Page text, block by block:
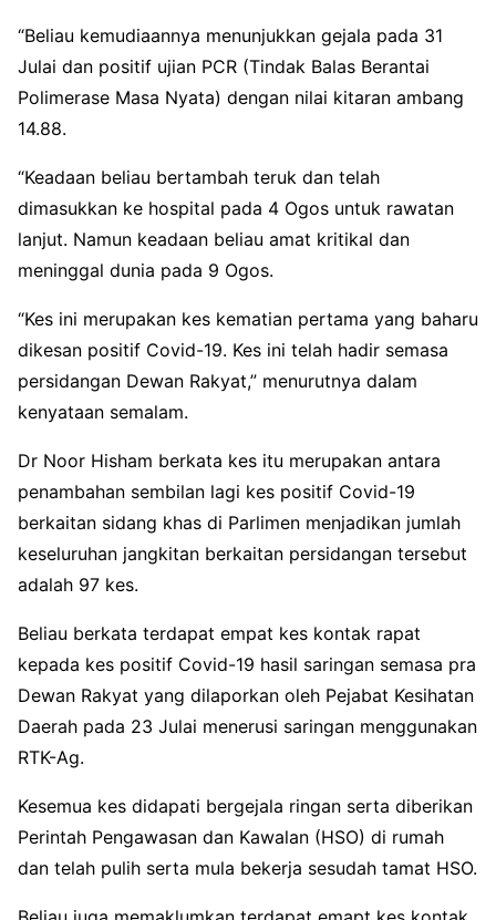
“Beliau kemudiaannya menunjukkan gejala pada 31
Julai dan positif ujian PCR (Tindak Balas Berantai
Polimerase Masa Nyata) dengan nilai kitaran ambang
14.88.
“Keadaan beliau bertambah teruk dan telah
dimasukkan ke hospital pada 4 Ogos untuk rawatan
lanjut. Namun keadaan beliau amat kritikal dan
meninggal dunia pada 9 Ogos.
“Kes ini merupakan kes kematian pertama yang baharu
dikesan positif Covid-19. Kes ini telah hadir semasa
persidangan Dewan Rakyat,” menurutnya dalam
kenyataan semalam.
Dr Noor Hisham berkata kes itu merupakan antara
penambahan sembilan lagi kes positif Covid-19
berkaitan sidang khas di Parlimen menjadikan jumlah
keseluruhan jangkitan berkaitan persidangan tersebut
adalah 97 kes.
Beliau berkata terdapat empat kes kontak rapat
kepada kes positif Covid-19 hasil saringan semasa pra
Dewan Rakyat yang dilaporkan oleh Pejabat Kesihatan
Daerah pada 23 Julai menerusi saringan menggunakan
RTK-Ag.
Kesemua kes didapati bergejala ringan serta diberikan
Perintah Pengawasan dan Kawalan (HSO) di rumah
dan telah pulih serta mula bekerja sesudah tamat HSO.